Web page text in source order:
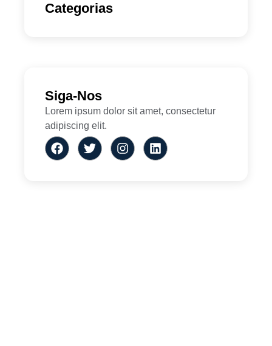
Categorias
Siga-Nos
Lorem ipsum dolor sit amet, consectetur
adipiscing elit.